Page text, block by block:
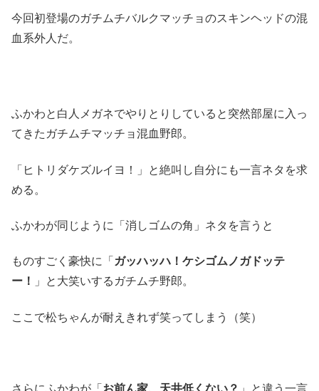
今回初登場のガチムチバルクマッチョのスキンヘッドの混
血系外人だ。
ふかわと白人メガネでやりとりしていると突然部屋に入っ
てきたガチムチマッチョ混血野郎。
「ヒトリダケズルイヨ！」と絶叫し自分にも一言ネタを求
める。
ふかわが同じように「消しゴムの角」ネタを言うと
ものすごく豪快に「 ガッハッハ！ケシゴムノガドッテ
ー！
」と大笑いするガチムチ野郎。
ここで松ちゃんが耐えきれず笑ってしまう（笑）